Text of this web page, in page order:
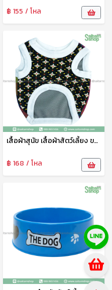
฿ 155 / โหล
เสื้อผ้าสุนัข เสื้อผ้าสัตว์เลี้ยง ขนาดเล็ก ชุดสัตว์เลี้ยง เสื้อผ้าสัตว์เลี้ยง เสื้อแมว สุนัข หมา ลายน่ารัก เจริญทรัพย์11
฿ 168 / โหล